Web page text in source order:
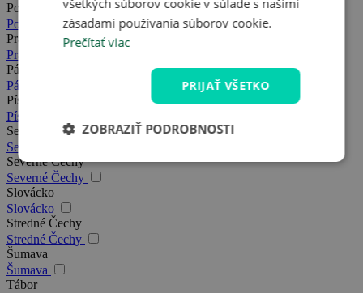
Posázavie
Posázavie
Praha
Praha
Pálava
Pálava
Písek
Písek
Severná Morava
Severná Morava
Severné Čechy
Severné Čechy
Slovácko
Slovácko
Stredné Čechy
Stredné Čechy
Šumava
Šumava
Tábor
všetkých súborov cookie v súlade s našimi
zásadami používania súborov cookie.
Prečítať viac
PRIJAŤ VŠETKO
ZOBRAZIŤ PODROBNOSTI